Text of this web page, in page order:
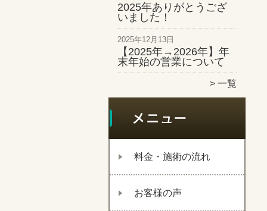
2025年ありがとうござ
いました！
2025年12月13日
【2025年→2026年】年
末年始の営業について
一覧
料金・施術の流れ
お客様の声